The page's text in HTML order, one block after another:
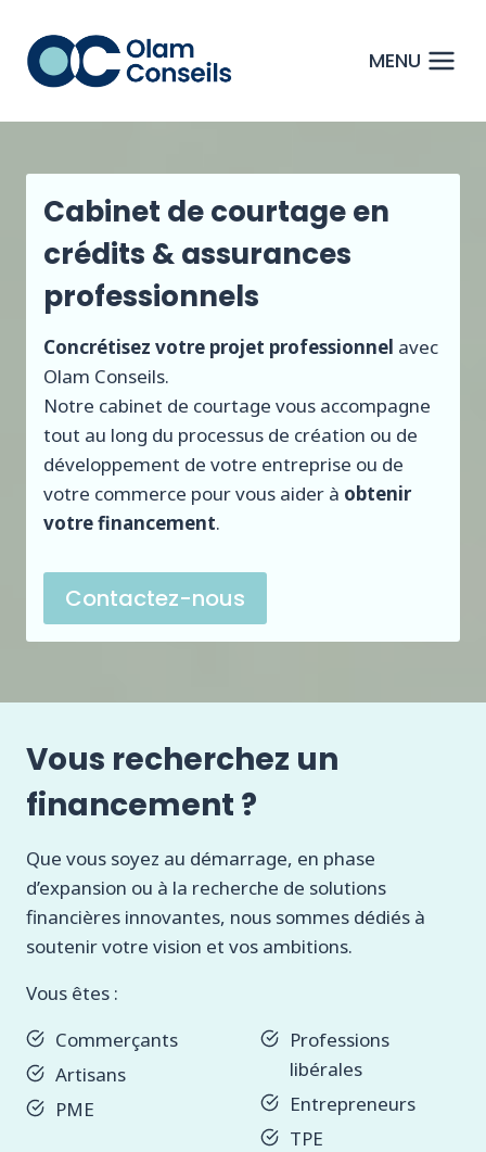
contenu
MENU
Cabinet de courtage en
crédits & assurances
professionnels
Concrétisez votre projet professionnel avec
Olam Conseils.
Notre cabinet de courtage vous accompagne
tout au long du processus de création ou de
développement de votre entreprise ou de
votre commerce pour vous aider à obtenir
votre financement.
Contactez-nous
Vous recherchez un
financement ?
Que vous soyez au démarrage, en phase
d’expansion ou à la recherche de solutions
financières innovantes, nous sommes dédiés à
soutenir votre vision et vos ambitions.
Vous êtes :
Commerçants
Artisans
PME
Professions
libérales
Entrepreneurs
TPE